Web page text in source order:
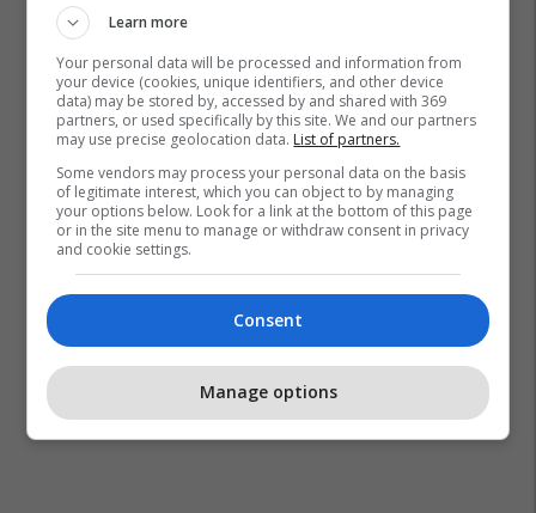
Learn more
Your personal data will be processed and information from
your device (cookies, unique identifiers, and other device
data) may be stored by, accessed by and shared with 369
partners, or used specifically by this site. We and our partners
may use precise geolocation data. List of partners.
Some vendors may process your personal data on the basis
of legitimate interest, which you can object to by managing
your options below. Look for a link at the bottom of this page
or in the site menu to manage or withdraw consent in privacy
and cookie settings.
Consent
Manage options